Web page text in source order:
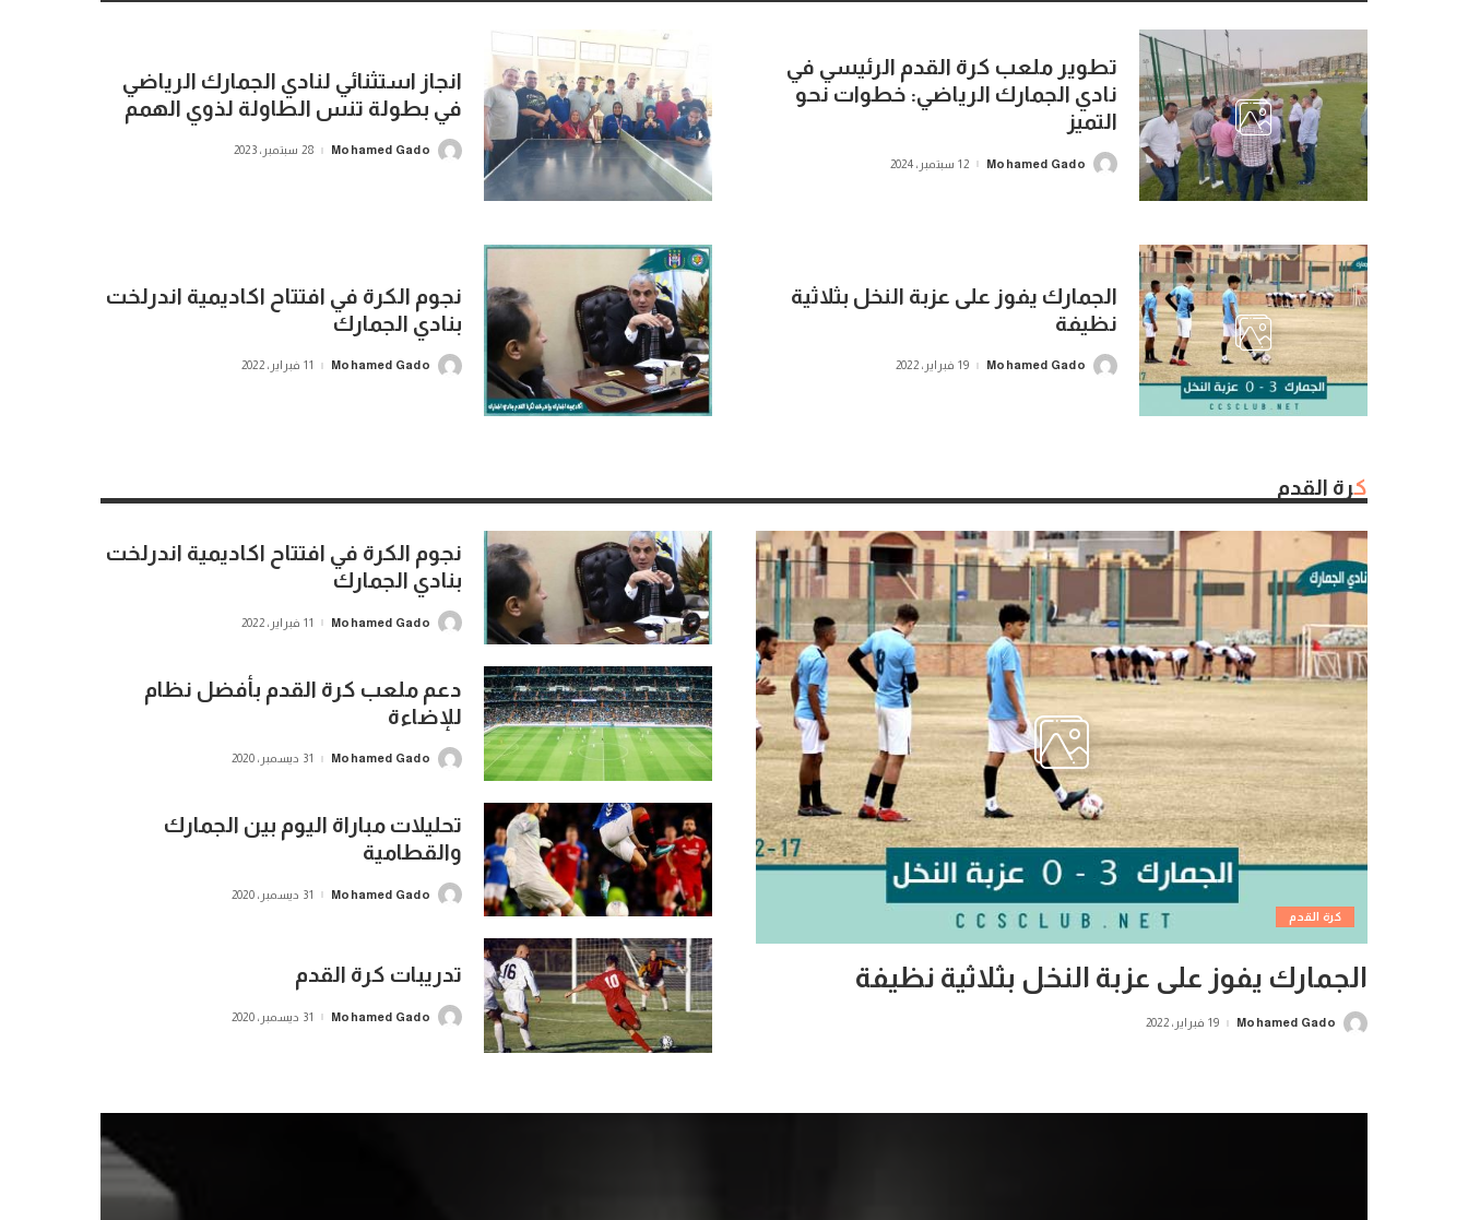
تطوير ملعب كرة القدم الرئيسي في
نادي الجمارك الرياضي: خطوات نحو
التميز
Posted
Mohamed Gado 12 سبتمبر، 2024
انجاز استثنائي لنادي الجمارك الرياضي
في بطولة تنس الطاولة لذوي الهمم
Posted
Mohamed Gado 28 سبتمبر، 2023
الجمارك يفوز على عزبة النخل بثلاثية
نظيفة
Posted
Mohamed Gado 19 فبراير، 2022
نجوم الكرة في افتتاح اكاديمية اندرلخت
بنادي الجمارك
Posted
Mohamed Gado 11 فبراير، 2022
كرة القدم
كرة القدم
الجمارك يفوز على عزبة النخل بثلاثية نظيفة
Posted
Mohamed Gado 19 فبراير، 2022
نجوم الكرة في افتتاح اكاديمية اندرلخت
بنادي الجمارك
Posted
Mohamed Gado 11 فبراير، 2022
دعم ملعب كرة القدم بأفضل نظام
للإضاءة
Posted
Mohamed Gado 31 ديسمبر، 2020
تحليلات مباراة اليوم بين الجمارك
والقطامية
Posted
Mohamed Gado 31 ديسمبر، 2020
تدريبات كرة القدم
Posted
Mohamed Gado 31 ديسمبر، 2020